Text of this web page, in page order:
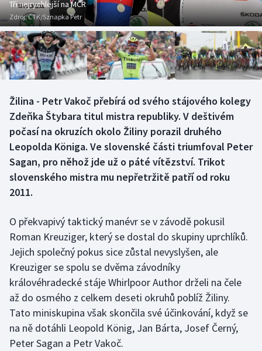
Curling
Dostihy
Futsal
Gymnastika
Házená
Jezdectví
Judo
Krasobruslení
Lezení
Lyže a snowboard
Tři nejrychlejší na MČR
Zdroj:ČTK/Sznapka Petr
Žilina - Petr Vakoč přebírá od svého stájového kolegy
Zdeňka Štybara titul mistra republiky. V deštivém
počasí na okruzích okolo Žiliny porazil druhého
Leopolda Königa. Ve slovenské části triumfoval Peter
Sagan, pro něhož jde už o páté vítězství. Trikot
slovenského mistra mu nepřetržitě patří od roku
2011.
O překvapivý taktický manévr se v závodě pokusil
Roman Kreuziger, který se dostal do skupiny uprchlíků.
Jejich společný pokus sice zůstal nevyslyšen, ale
Kreuziger se spolu se dvěma závodníky
královéhradecké stáje Whirlpoor Author drželi na čele
až do osmého z celkem deseti okruhů poblíž Žiliny.
Tato miniskupina však skončila své účinkování, když se
na ně dotáhli Leopold König, Jan Bárta, Josef Černý,
Peter Sagan a Petr Vakoč.